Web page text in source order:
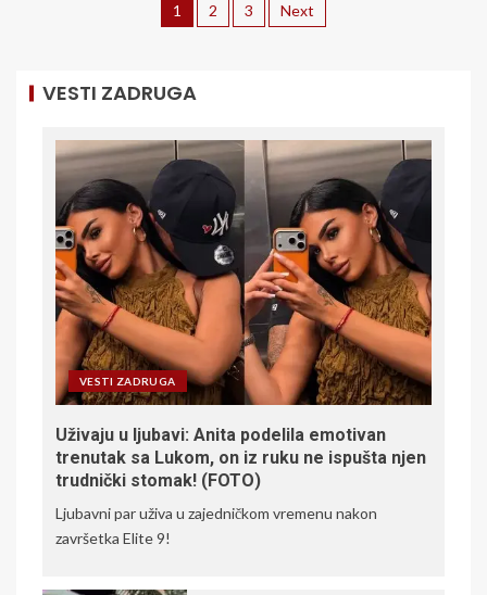
1 2 3 Next
VESTI ZADRUGA
VESTI ZADRUGA
Uživaju u ljubavi: Anita podelila emotivan
trenutak sa Lukom, on iz ruku ne ispušta njen
trudnički stomak! (FOTO)
Ljubavni par uživa u zajedničkom vremenu nakon
završetka Elite 9!